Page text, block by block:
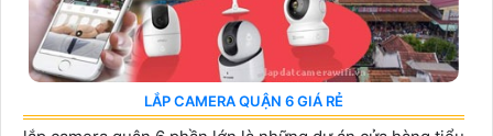
LẮP CAMERA QUẬN 6 GIÁ RẺ